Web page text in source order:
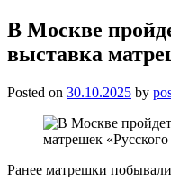
В Москве
выставка
Posted on 30.10.2025 by
Ранее матрешки